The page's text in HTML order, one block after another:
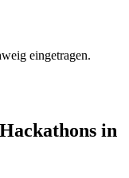
eingetragen.
in